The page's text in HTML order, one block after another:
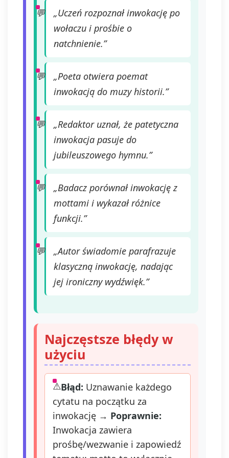
„Uczeń rozpoznał inwokację po
wołaczu i prośbie o
natchnienie.”
„Poeta otwiera poemat
inwokacją do muzy historii.”
„Redaktor uznał, że patetyczna
inwokacja pasuje do
jubileuszowego hymnu.”
„Badacz porównał inwokację z
mottami i wykazał różnice
funkcji.”
„Autor świadomie parafrazuje
klasyczną inwokację, nadając
jej ironiczny wydźwięk.”
Najczęstsze błędy w
użyciu
Błąd: Uznawanie każdego
cytatu na początku za
inwokację → Poprawnie:
Inwokacja zawiera
prośbę/wezwanie i zapowiedź